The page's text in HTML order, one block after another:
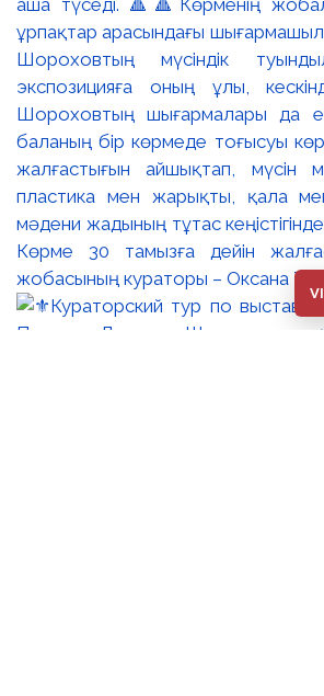
ұрпақтар арасындағы
Шороховтың мүсіндік
экспозицияға оның ұлы,
Шороховтың шығармалары да
баланың бір көрмеде тоғысуы
жалғастығын айшықтап, мүсін
пластика мен жарықты, қала
мәдени жадының тұтас
Көрме 30 тамызға дейін
жобасының кураторы – Оксана